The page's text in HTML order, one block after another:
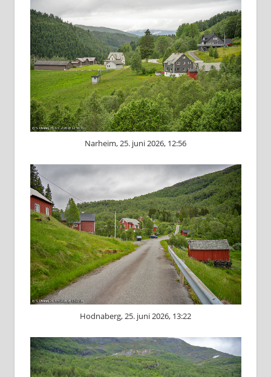
Narheim, 25. juni 2026, 12:56
Hodnaberg, 25. juni 2026, 13:22